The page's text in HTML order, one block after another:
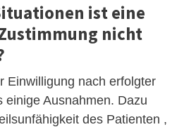
ist eine
nicht
Einwilligung nach erfolgter
einige Ausnahmen. Dazu
des Patienten ,